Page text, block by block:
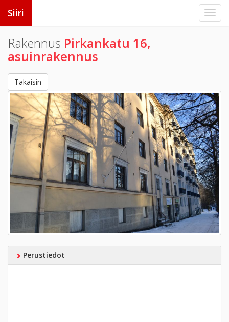
Siiri
Rakennus Pirkankatu 16,
asuinrakennus
Takaisin
Perustiedot